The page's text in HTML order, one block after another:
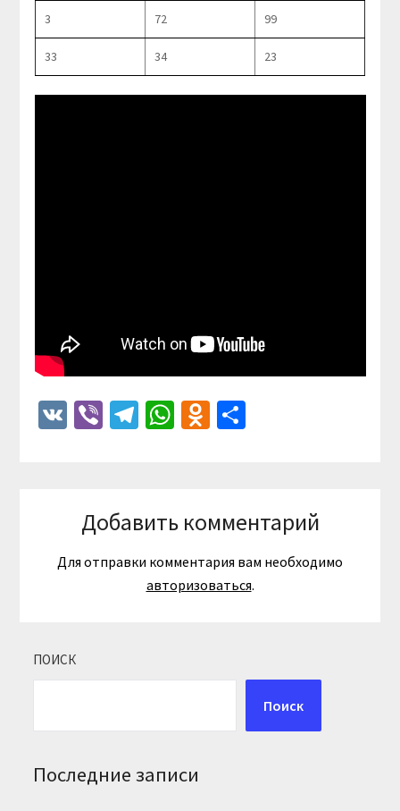
3 72 99
33 34 23
VKViberTelegram
WhatsApp
Odnoklassniki
Отправить
Добавить комментарий
Для отправки комментария вам необходимо
авторизоваться.
ПОИСК
Поиск
Последние записи